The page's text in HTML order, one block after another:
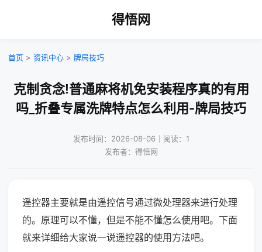
得悟网
首页 > 资讯中心 > 牌局技巧
克制贪念!普通麻将机免安装程序真的有用
吗_折叠专属洗牌特点怎么利用-牌局技巧
发布时间：2026-08-06｜阅读：1
发布者：得悟网
遥控器主要就是由遥控信号通过微处理器来进行处理
的。原理可以不懂，但是不能不懂怎么使用吧。下面
就来详细给大家说一说遥控器的使用方法吧。